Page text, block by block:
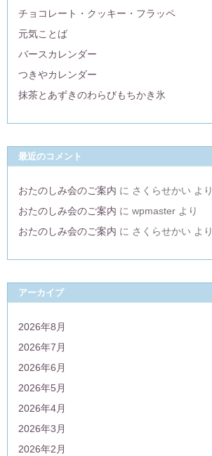
チョコレート・クッキー・フラッペ
元気ことば
バースカレンダー
つきやカレンダー
抹茶とあずきのわらびもちかき氷
最近のコメント
おたのしみ会のご案内 に さくらせかい より
おたのしみ会のご案内 に wpmaster より
おたのしみ会のご案内 に さくらせかい より
アーカイブ
2026年8月
2026年7月
2026年6月
2026年5月
2026年4月
2026年3月
2026年2月